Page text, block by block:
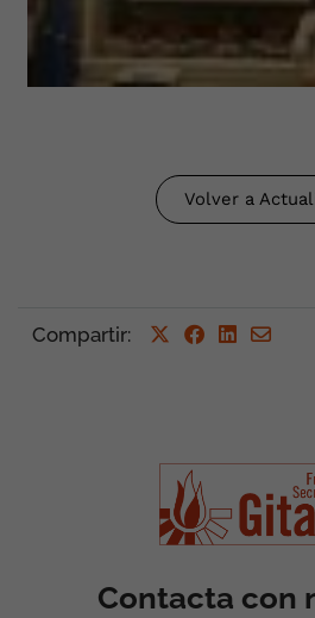
Volver a
Compartir:
Contacta con